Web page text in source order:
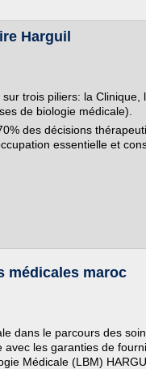
Harguil
trois piliers: la Clinique,
de biologie médicale).
des décisions
essentielle et
médicales maroc
dans le parcours des
les garanties de
Médicale (LBM)